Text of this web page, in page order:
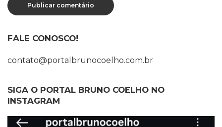
FALE CONOSCO!
contato@portalbrunocoelho.com.br
SIGA O PORTAL BRUNO COELHO NO
INSTAGRAM